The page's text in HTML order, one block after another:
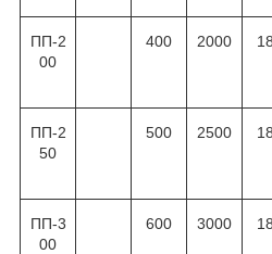
ПП-2
00
400 2000
ПП-2
50
500 2500
ПП-3
00
600 3000